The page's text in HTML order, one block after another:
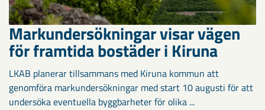
Markundersökningar visar vägen
för framtida bostäder i Kiruna
LKAB planerar tillsammans med Kiruna kommun att
genomföra markundersökningar med start 10 augusti för att
undersöka eventuella byggbarheter för olika ...